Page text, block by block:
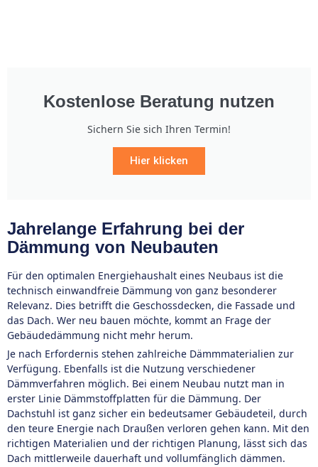
Kostenlose Beratung nutzen
Sichern Sie sich Ihren Termin!
Hier klicken
Jahrelange Erfahrung bei der
Dämmung von Neubauten
Für den optimalen Energiehaushalt eines Neubaus ist die
technisch einwandfreie Dämmung von ganz besonderer
Relevanz. Dies betrifft die Geschossdecken, die Fassade und
das Dach. Wer neu bauen möchte, kommt an Frage der
Gebäudedämmung nicht mehr herum.
Je nach Erfordernis stehen zahlreiche Dämmmaterialien zur
Verfügung. Ebenfalls ist die Nutzung verschiedener
Dämmverfahren möglich. Bei einem Neubau nutzt man in
erster Linie Dämmstoffplatten für die Dämmung. Der
Dachstuhl ist ganz sicher ein bedeutsamer Gebäudeteil, durch
den teure Energie nach Draußen verloren gehen kann. Mit den
richtigen Materialien und der richtigen Planung, lässt sich das
Dach mittlerweile dauerhaft und vollumfänglich dämmen.